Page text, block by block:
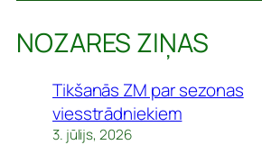
NOZARES ZIŅAS
Tikšanās ZM par sezonas
viesstrādniekiem
3. jūlijs, 2026